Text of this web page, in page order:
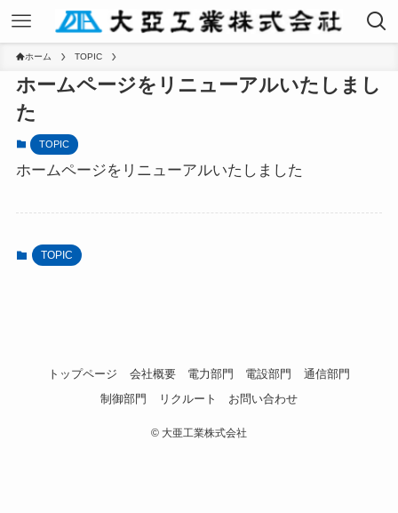
ホーム TOPIC
ホームページをリニューアルいたしまし
た
TOPIC
ホームページをリニューアルいたしました
TOPIC
トップページ 会社概要 電力部門 電設部門
通信部門
制御部門
リクルート お問い合わせ
© 大亜工業株式会社